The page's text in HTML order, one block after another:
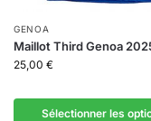
GENOA
Maillot Third Genoa
25,00 €
Sélectionner les